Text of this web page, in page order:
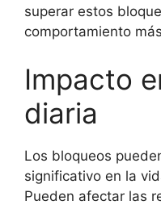
superar estos
comportamiento
Impacto
diaria
Los bloqueos
significativo en la
Pueden afectar las